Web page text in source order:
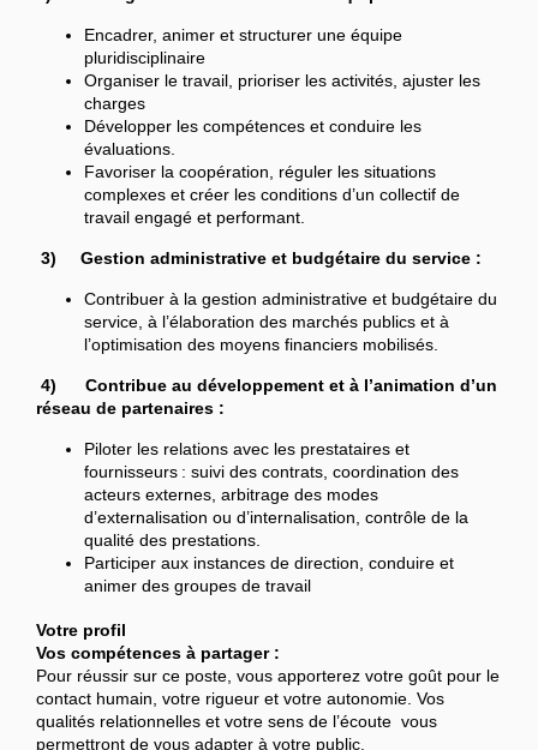
Encadrer, animer et structurer une équipe
pluridisciplinaire
Organiser le travail, prioriser les activités, ajuster les
charges
Développer les compétences et conduire les
évaluations.
Favoriser la coopération, réguler les situations
complexes et créer les conditions d’un collectif de
travail engagé et performant.
3) Gestion administrative et budgétaire du service :
Contribuer à la gestion administrative et budgétaire du
service, à l’élaboration des marchés publics et à
l’optimisation des moyens financiers mobilisés.
4) Contribue au développement et à l’animation d’un
réseau de partenaires :
Piloter les relations avec les prestataires et
fournisseurs : suivi des contrats, coordination des
acteurs externes, arbitrage des modes
d’externalisation ou d’internalisation, contrôle de la
qualité des prestations.
Participer aux instances de direction, conduire et
animer des groupes de travail
Votre profil
Vos compétences à partager :
Pour réussir sur ce poste, vous apporterez votre goût pour le
contact humain, votre rigueur et votre autonomie. Vos
qualités relationnelles et votre sens de l’écoute vous
permettront de vous adapter à votre public.